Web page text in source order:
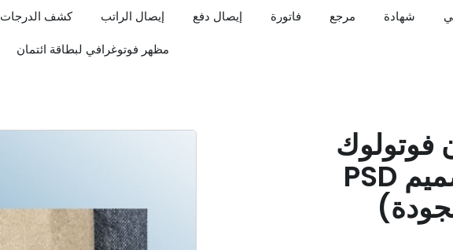
كشف الدرجات إيصال الراتب إيصال دفع فاتورة مرجع شهادة
مظهر فوتوغرافي لبطاقة ائتمان
فوتولوك
PSD قابل للتعديل (تصميم